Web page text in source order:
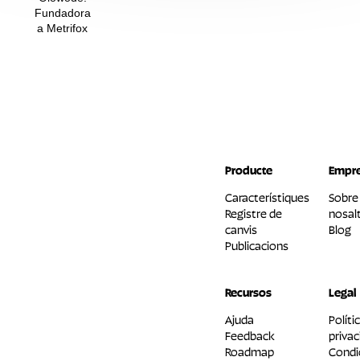
Fundadora
a Metrifox
Producte
Característiques
Registre de
canvis
Publicacions
Sobre
Blog
Recursos
Ajuda
Feedback
Roadmap
Legal